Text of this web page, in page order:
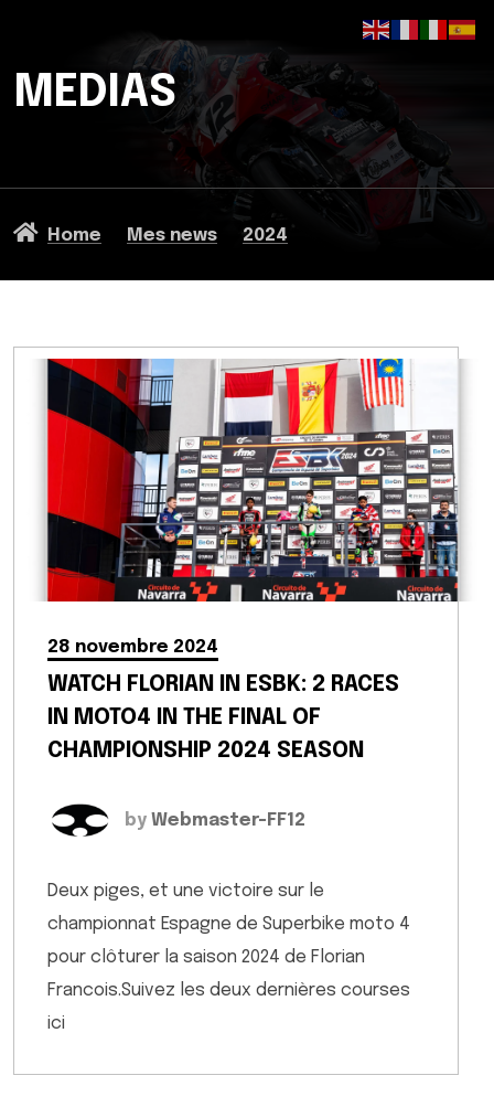
MEDIAS
Home Mes news 2024
28 novembre 2024
WATCH FLORIAN IN ESBK: 2 RACES
IN MOTO4 IN THE FINAL OF
CHAMPIONSHIP 2024 SEASON
by Webmaster-FF12
Deux piges, et une victoire sur le
championnat Espagne de Superbike moto 4
pour clôturer la saison 2024 de Florian
Francois.Suivez les deux dernières courses
ici